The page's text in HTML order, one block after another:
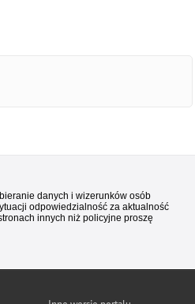
danych i wizerunków osób
odpowiedzialność za aktualność
innych niż policyjne proszę